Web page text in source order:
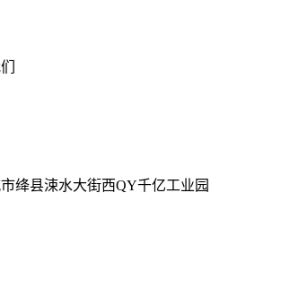
绛县涑水大街西QY千亿工业园